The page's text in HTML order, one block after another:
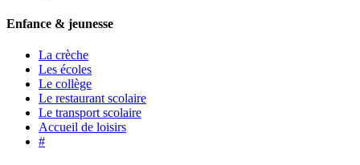
Enfance & jeunesse
La crèche
Les écoles
Le collège
Le restaurant scolaire
Le transport scolaire
Accueil de loisirs
#